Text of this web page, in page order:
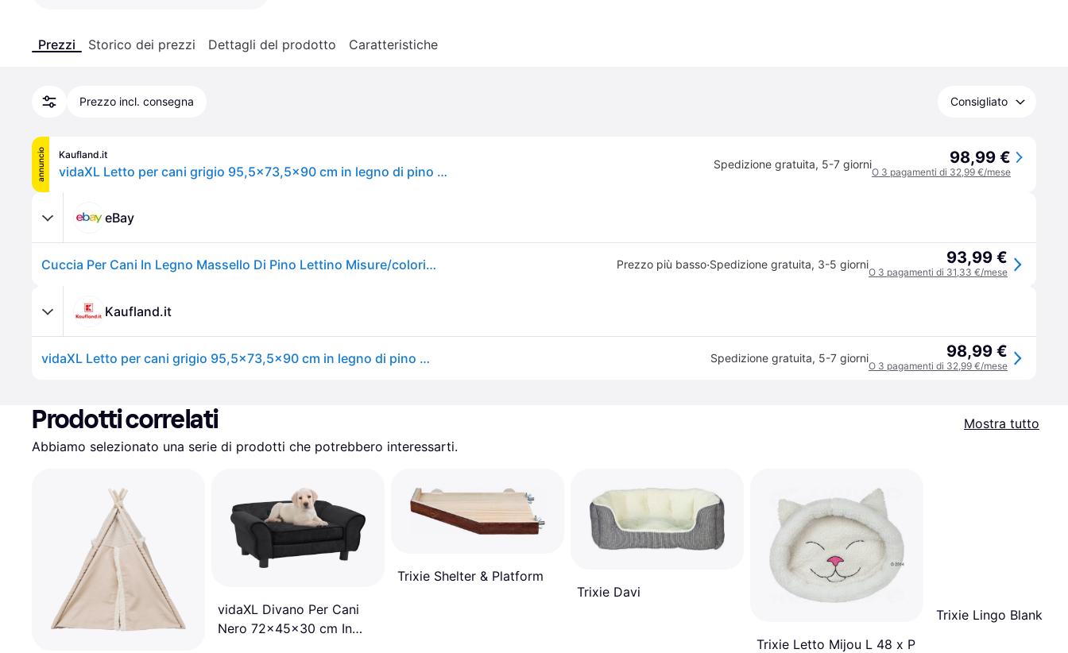
Prezzi Storico dei prezzi Dettagli del prodotto Caratteristiche
Prezzo incl. consegna Consigliato
annuncio Kaufland.it
vidaXL Letto per cani grigio 95,5x73,5x90 cm in legno di pino massiccio Spedizione gratuita, 5-7 giorni 98,99 €
O 3 pagamenti di 32,99 €/mese
eBay
Cuccia Per Cani In Legno Massello Di Pino Lettino Misure/colori Diversi Vidaxl Prezzo più basso·Spedizione gratuita, 3-5 giorni 93,99 €
O 3 pagamenti di 31,33 €/mese
Kaufland.it
vidaXL Letto per cani grigio 95,5x73,5x90 cm in legno di pino massiccio Spedizione gratuita, 5-7 giorni 98,99 €
O 3 pagamenti di 32,99 €/mese
Prodotti correlati
Mostra tutto
Abbiamo selezionato una serie di prodotti che potrebbero interessarti.
vidaXL Divano Per Cani
Nero 72x45x30 cm In
Trixie Shelter & Platform
Trixie Davi
Trixie Letto Mijou L 48 x P
Trixie Lingo Blanke